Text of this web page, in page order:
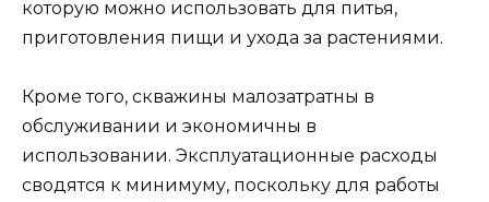
которую можно использовать для питья,
приготовления пищи и ухода за растениями.
Кроме того, скважины малозатратны в
обслуживании и экономичны в
использовании. Эксплуатационные расходы
сводятся к минимуму, поскольку для работы